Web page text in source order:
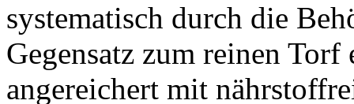
systematisch durch die
Gegensatz zum reinen
angereichert mit